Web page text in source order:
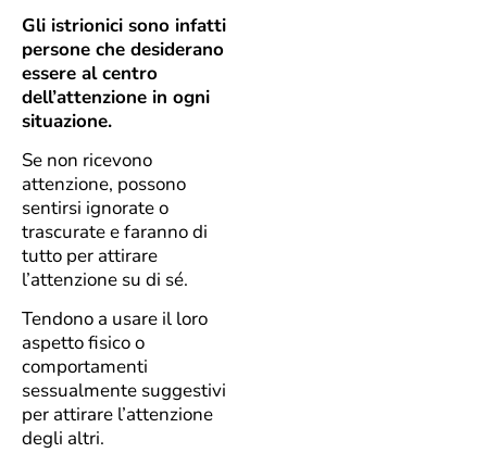
Gli istrionici sono infatti
persone che desiderano
essere al centro
dell’attenzione in ogni
situazione.
Se non ricevono
attenzione, possono
sentirsi ignorate o
trascurate e faranno di
tutto per attirare
l’attenzione su di sé.
Tendono a usare il loro
aspetto fisico o
comportamenti
sessualmente suggestivi
per attirare l’attenzione
degli altri.